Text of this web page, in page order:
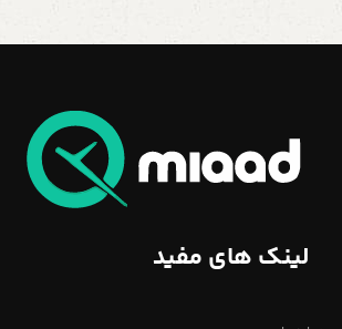
لینک های مفید